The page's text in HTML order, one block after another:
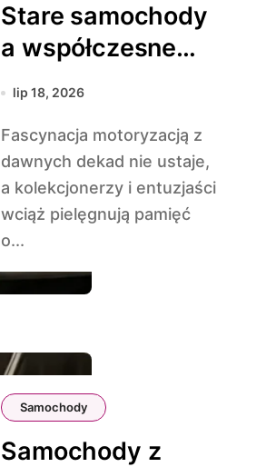
Stare samochody
a współczesne
przepisy drogowe
lip 18, 2026
Fascynacja motoryzacją z
dawnych dekad nie ustaje,
a kolekcjonerzy i entuzjaści
wciąż pielęgnują pamięć
o...
Samochody
Samochody z